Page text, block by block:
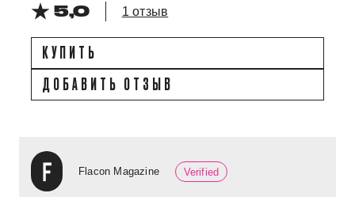
5,0
1 отзыв
КУПИТЬ
ДОБАВИТЬ ОТЗЫВ
Flacon Magazine Verified